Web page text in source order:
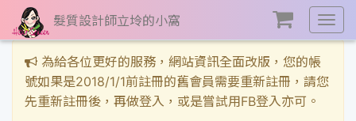
展
開
單
髮質設計師立坽的小窩
為給各位更好的服務，網站資訊全面改版，您的帳
號如果是2018/1/1前註冊的舊會員需要重新註冊，請您
先重新註冊後，再做登入，或是嘗試用FB登入亦可。